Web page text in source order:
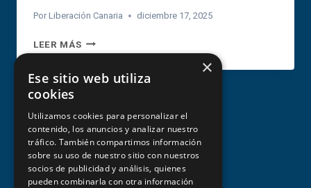
Por Liberación Canaria diciembre 17, 2025
LEER MÁSLIBERACIÓN
CANARIA
DEVOLVERLE
REPUTACIÓN
AL
NACIONALIOSMO
CANARIO
Aviso legal y condiciones de uso
×
Ese sitio web utiliza
cookies
Utilizamos cookies para personalizar el
contenido, los anuncios y analizar nuestro
tráfico. También compartimos información
sobre su uso de nuestro sitio con nuestros
socios de publicidad y análisis, quienes
pueden combinarla con otra información